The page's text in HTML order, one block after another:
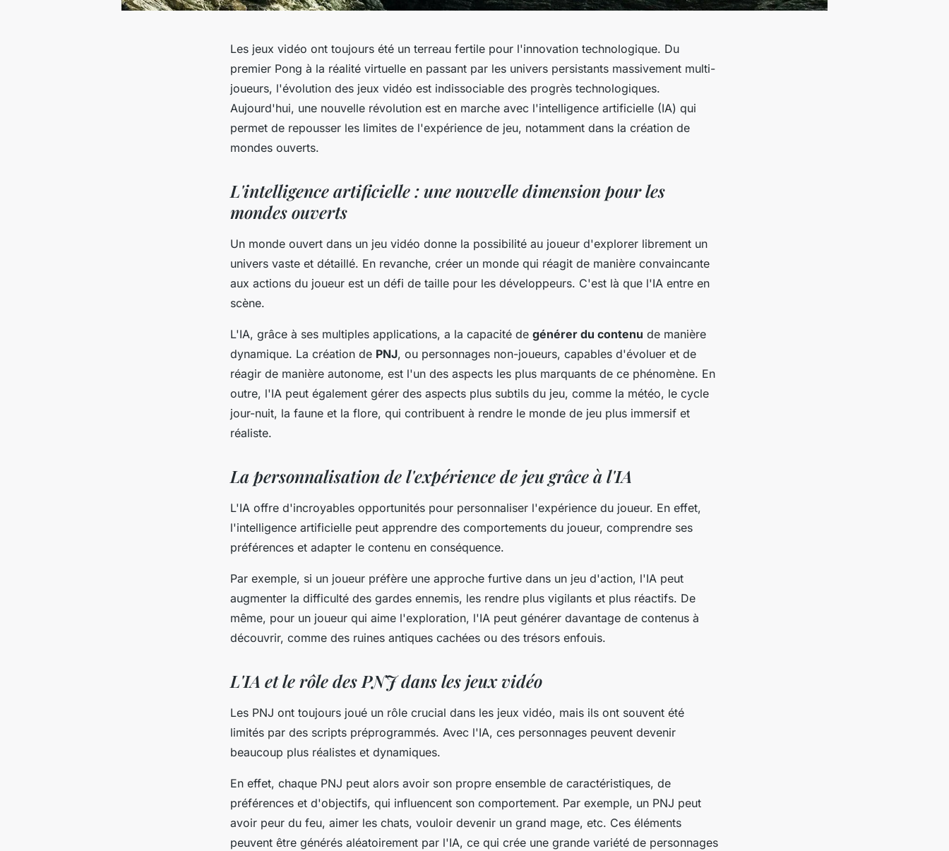
Les jeux vidéo ont toujours été un terreau fertile pour l'innovation technologique. Du
premier Pong à la réalité virtuelle en passant par les univers persistants massivement multi-
joueurs, l'évolution des jeux vidéo est indissociable des progrès technologiques.
Aujourd'hui, une nouvelle révolution est en marche avec l'intelligence artificielle (IA) qui
permet de repousser les limites de l'expérience de jeu, notamment dans la création de
mondes ouverts.
L'intelligence artificielle : une nouvelle dimension pour les
mondes ouverts
Un monde ouvert dans un jeu vidéo donne la possibilité au joueur d'explorer librement un
univers vaste et détaillé. En revanche, créer un monde qui réagit de manière convaincante
aux actions du joueur est un défi de taille pour les développeurs. C'est là que l'IA entre en
scène.
L'IA, grâce à ses multiples applications, a la capacité de générer du contenu de manière
dynamique. La création de PNJ, ou personnages non-joueurs, capables d'évoluer et de
réagir de manière autonome, est l'un des aspects les plus marquants de ce phénomène. En
outre, l'IA peut également gérer des aspects plus subtils du jeu, comme la météo, le cycle
jour-nuit, la faune et la flore, qui contribuent à rendre le monde de jeu plus immersif et
réaliste.
La personnalisation de l'expérience de jeu grâce à l'IA
L'IA offre d'incroyables opportunités pour personnaliser l'expérience du joueur. En effet,
l'intelligence artificielle peut apprendre des comportements du joueur, comprendre ses
préférences et adapter le contenu en conséquence.
Par exemple, si un joueur préfère une approche furtive dans un jeu d'action, l'IA peut
augmenter la difficulté des gardes ennemis, les rendre plus vigilants et plus réactifs. De
même, pour un joueur qui aime l'exploration, l'IA peut générer davantage de contenus à
découvrir, comme des ruines antiques cachées ou des trésors enfouis.
L'IA et le rôle des PNJ dans les jeux vidéo
Les PNJ ont toujours joué un rôle crucial dans les jeux vidéo, mais ils ont souvent été
limités par des scripts préprogrammés. Avec l'IA, ces personnages peuvent devenir
beaucoup plus réalistes et dynamiques.
En effet, chaque PNJ peut alors avoir son propre ensemble de caractéristiques, de
préférences et d'objectifs, qui influencent son comportement. Par exemple, un PNJ peut
avoir peur du feu, aimer les chats, vouloir devenir un grand mage, etc. Ces éléments
peuvent être générés aléatoirement par l'IA, ce qui crée une grande variété de personnages